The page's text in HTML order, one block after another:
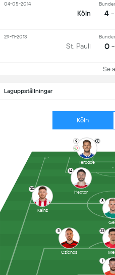
Laguppställningar
Köln
5
Czichos
8
14
Hector
1
30
Kainz
22
9
Terodde
Köln 4
04-05-2014
St. Pauli 0
29-11-2013
Se